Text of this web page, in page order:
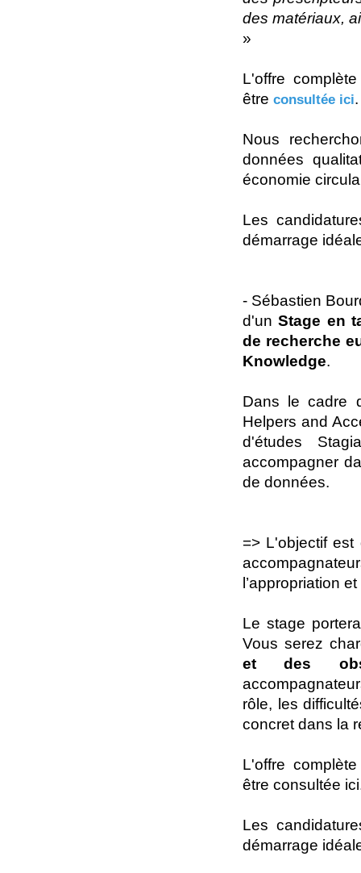
des matériaux,
»
L'offre
être consultée ici.
Nous
données
économie
Les
démarrage
- Sébastien
d'unStage en
de recherche
Knowledge.
Dans le cadre
Helpers and
d'études
accompagner
de données.
=> L'objectif est
l’appropriation
Le stage
Vous serez
et des
rôle, les
concret dans la
L'offre
être consultée
Les
démarrage